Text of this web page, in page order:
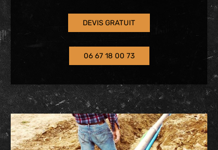
DEVIS GRATUIT
06 67 18 00 73